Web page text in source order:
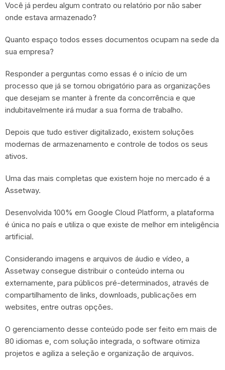
Você já perdeu algum contrato ou relatório por não saber
onde estava armazenado?
Quanto espaço todos esses documentos ocupam na sede da
sua empresa?
Responder a perguntas como essas é o início de um
processo que já se tornou obrigatório para as organizações
que desejam se manter à frente da concorrência e que
indubitavelmente irá mudar a sua forma de trabalho.
Depois que tudo estiver digitalizado, existem soluções
modernas de armazenamento e controle de todos os seus
ativos.
Uma das mais completas que existem hoje no mercado é a
Assetway.
Desenvolvida 100% em Google Cloud Platform, a plataforma
é única no país e utiliza o que existe de melhor em inteligência
artificial.
Considerando imagens e arquivos de áudio e vídeo, a
Assetway consegue distribuir o conteúdo interna ou
externamente, para públicos pré-determinados, através de
compartilhamento de links, downloads, publicações em
websites, entre outras opções.
O gerenciamento desse conteúdo pode ser feito em mais de
80 idiomas e, com solução integrada, o software otimiza
projetos e agiliza a seleção e organização de arquivos.